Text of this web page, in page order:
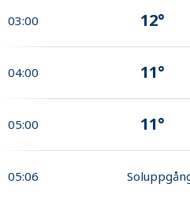
03:00 12°
04:00 11°
05:00 11°
05:06